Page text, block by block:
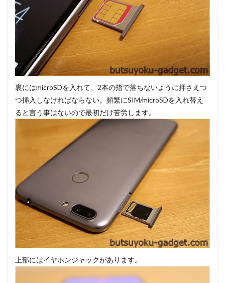
裏にはmicroSDを入れて、2本の指で落ちないように押さえつ
つ挿入しなければならない。頻繁にSIM/microSDを入れ替え
ると言う事はないので最初だけ苦労します。
上部にはイヤホンジャックがあります。